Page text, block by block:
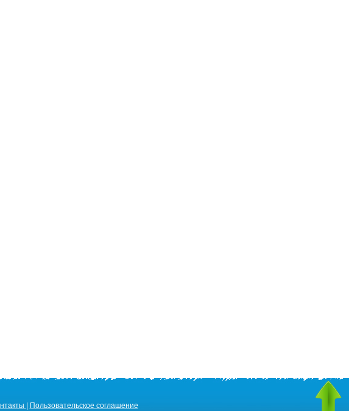
Пользовательское соглашение